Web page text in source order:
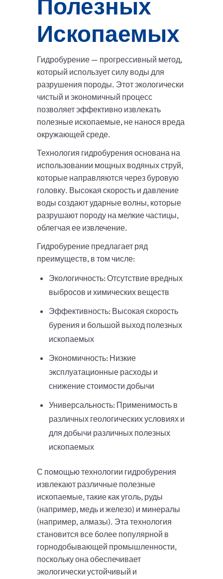
Полезных
Ископаемых
Гидробурение — прогрессивный метод,
который использует силу воды для
разрушения породы. Этот экологически
чистый и экономичный процесс
позволяет эффективно извлекать
полезные ископаемые, не нанося вреда
окружающей среде.
Технология гидробурения основана на
использовании мощных водяных струй,
которые направляются через буровую
головку. Высокая скорость и давление
воды создают ударные волны, которые
разрушают породу на мелкие частицы,
облегчая ее извлечение.
Гидробурение предлагает ряд
преимуществ, в том числе:
Экологичность: Отсутствие вредных
выбросов и химических веществ
Эффективность: Высокая скорость
бурения и большой выход полезных
ископаемых
Экономичность: Низкие
эксплуатационные расходы и
снижение стоимости добычи
Универсальность: Применимость в
различных геологических условиях и
для добычи различных полезных
ископаемых
С помощью технологии гидробурения
извлекают различные полезные
ископаемые, такие как уголь, руды
(например, медь и железо) и минералы
(например, алмазы). Эта технология
становится все более популярной в
горнодобывающей промышленности,
поскольку она обеспечивает
экологически устойчивый и